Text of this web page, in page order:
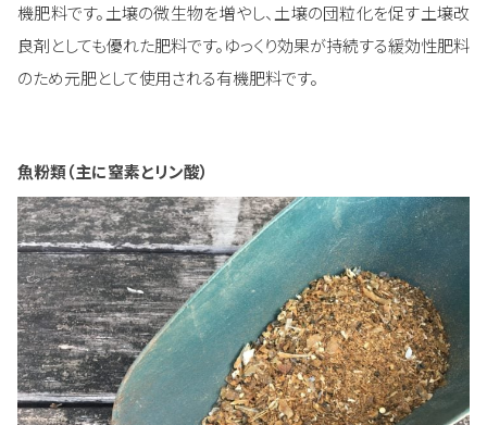
機肥料です。土壌の微生物を増やし、土壌の団粒化を促す土壌改
良剤としても優れた肥料です。ゆっくり効果が持続する緩効性肥料
のため元肥として使用される有機肥料です。
魚粉類（主に窒素とリン酸）